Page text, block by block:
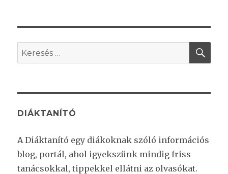
Keresés
a
kifejezésre:
DIÁKTANÍTÓ
A Diáktanító egy diákoknak szóló információs
blog, portál, ahol igyekszünk mindig friss
tanácsokkal, tippekkel ellátni az olvasókat.